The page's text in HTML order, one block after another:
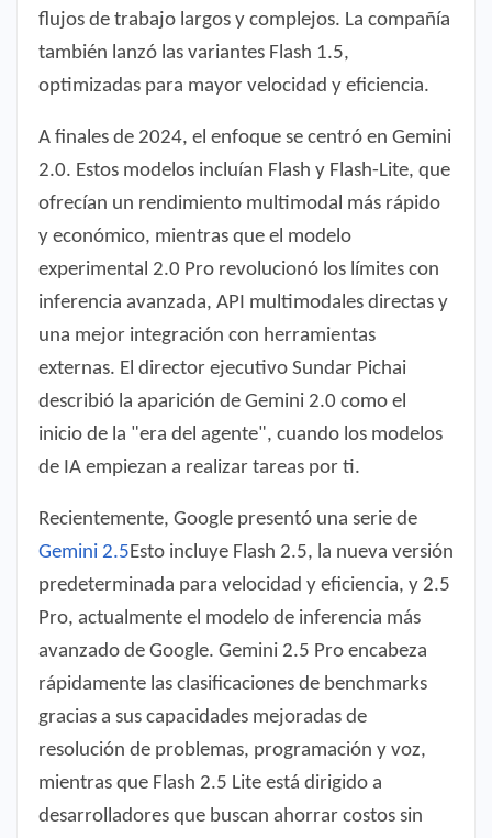
flujos de trabajo largos y complejos. La compañía
también lanzó las variantes Flash 1.5,
optimizadas para mayor velocidad y eficiencia.
A finales de 2024, el enfoque se centró en Gemini
2.0. Estos modelos incluían Flash y Flash-Lite, que
ofrecían un rendimiento multimodal más rápido
y económico, mientras que el modelo
experimental 2.0 Pro revolucionó los límites con
inferencia avanzada, API multimodales directas y
una mejor integración con herramientas
externas. El director ejecutivo Sundar Pichai
describió la aparición de Gemini 2.0 como el
inicio de la "era del agente", cuando los modelos
de IA empiezan a realizar tareas por ti.
Recientemente, Google presentó una serie de
Gemini 2.5Esto incluye Flash 2.5, la nueva versión
predeterminada para velocidad y eficiencia, y 2.5
Pro, actualmente el modelo de inferencia más
avanzado de Google. Gemini 2.5 Pro encabeza
rápidamente las clasificaciones de benchmarks
gracias a sus capacidades mejoradas de
resolución de problemas, programación y voz,
mientras que Flash 2.5 Lite está dirigido a
desarrolladores que buscan ahorrar costos sin